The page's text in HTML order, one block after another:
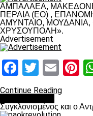
ΑΜΠΑΛΑΕΑ,
ΠΕΡΑΙΑ (ΕΟ) ,
ΑΜΥΝΤΑΙΟ, ΜΟΥΔΑΝΙΑ,
ΧΡΥΣΟΥΠΟΛΗ».
Advertisement
Facebook
Twitter
Continue Reading
Συγκλονισμένος και ο